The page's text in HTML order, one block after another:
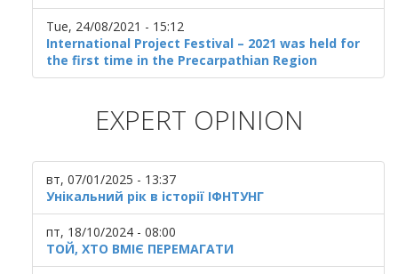
Tue, 24/08/2021 - 15:12
International Project Festival – 2021 was held for
the first time in the Precarpathian Region
EXPERT OPINION
вт, 07/01/2025 - 13:37
Унікальний рік в історії ІФНТУНГ
пт, 18/10/2024 - 08:00
ТОЙ, ХТО ВМІЄ ПЕРЕМАГАТИ